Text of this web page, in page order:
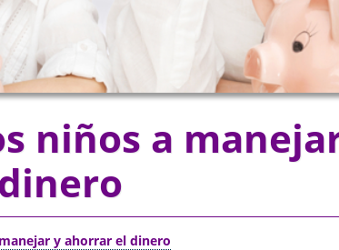
niños a
y ahorrar el dinero